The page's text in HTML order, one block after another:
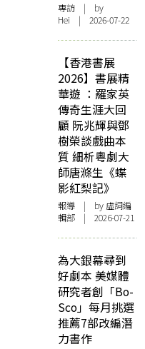
專訪 | by
Hei | 2026-07-22
【香港書展
2026】書展精
華遊 ：羅家英
傳奇生涯大回
顧 阮兆輝與鄧
樹榮談戲曲本
質 細析粵劇大
師唐滌生《蝶
影紅梨記》
報導 | by 虛詞編
輯部 | 2026-07-21
為大銀幕尋到
好劇本 美媒體
研究者創「Bo-
Sco」每月挑選
推薦7部改編潛
力書作